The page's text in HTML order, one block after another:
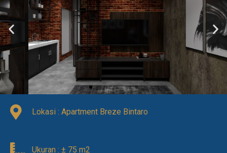
Lokasi : Apartment Breze Bintaro
Ukuran : ± 75 m2